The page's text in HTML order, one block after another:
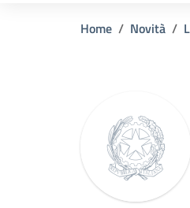
Home Novità